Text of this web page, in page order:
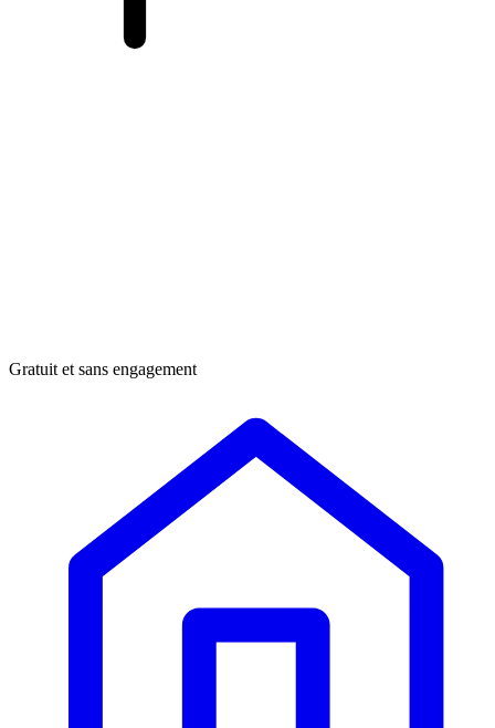
Gratuit et sans engagement